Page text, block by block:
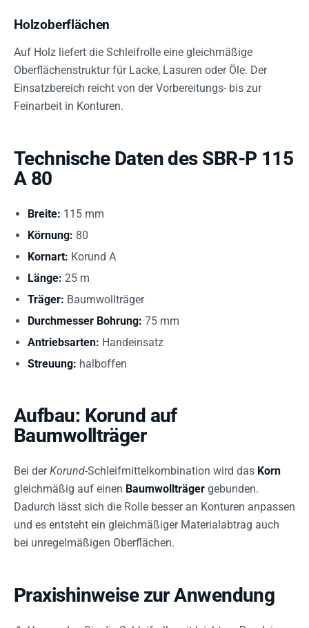
Holzoberflächen
Auf Holz liefert die Schleifrolle eine gleichmäßige
Oberflächenstruktur für Lacke, Lasuren oder Öle. Der
Einsatzbereich reicht von der Vorbereitungs- bis zur
Feinarbeit in Konturen.
Technische Daten des SBR-P 115
A 80
Breite: 115 mm
Körnung: 80
Kornart: Korund A
Länge: 25 m
Träger: Baumwollträger
Durchmesser Bohrung: 75 mm
Antriebsarten: Handeinsatz
Streuung: halboffen
Aufbau: Korund auf
Baumwollträger
Bei derKorund-Schleifmittelkombination wird das Korn
gleichmäßig auf einen Baumwollträger gebunden.
Dadurch lässt sich die Rolle besser an Konturen anpassen
und es entsteht ein gleichmäßiger Materialabtrag auch
bei unregelmäßigen Oberflächen.
Praxishinweise zur Anwendung